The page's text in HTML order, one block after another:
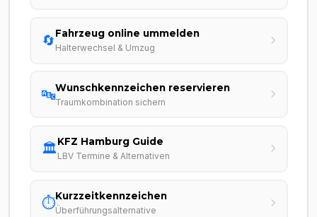
🔄Fahrzeug online ummelden
Halterwechsel & Umzug
🔤Wunschkennzeichen reservieren
Traumkombination sichern
🏛️KFZ Hamburg Guide
LBV Termine & Alternativen
⏱️Kurzzeitkennzeichen
Überführungsalternative